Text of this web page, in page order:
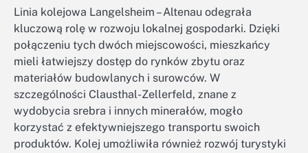
Linia kolejowa Langelsheim – Altenau odegrała
kluczową rolę w rozwoju lokalnej gospodarki. Dzięki
połączeniu tych dwóch miejscowości, mieszkańcy
mieli łatwiejszy dostęp do rynków zbytu oraz
materiałów budowlanych i surowców. W
szczególności Clausthal-Zellerfeld, znane z
wydobycia srebra i innych minerałów, mogło
korzystać z efektywniejszego transportu swoich
produktów. Kolej umożliwiła również rozwój turystyki